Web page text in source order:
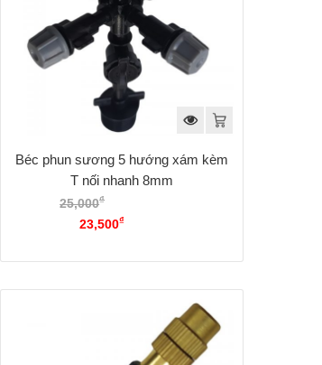
Béc phun sương 5 hướng xám kèm
T nối nhanh 8mm
25,000₫
25,000₫.23,500₫